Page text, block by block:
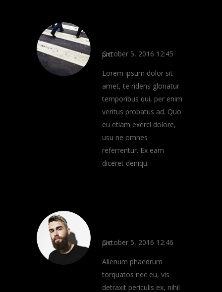
October 5, 2016 12:45 pm
Lorem ipsum dolor sit
amet, te ridens gloriatur
temporibus qui, per enim
veritus probatus ad. Quo
eu etiam exerci dolore,
usu ne omnes
referrentur. Ex eam
diceret deniqu.
October 5, 2016 12:46 pm
Alienum phaedrum
torquatos nec eu, vis
detraxit periculis ex, nihil